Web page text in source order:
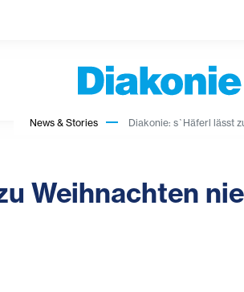
News & Stories Diakonie: s`Häferl lässt
Weihnachten